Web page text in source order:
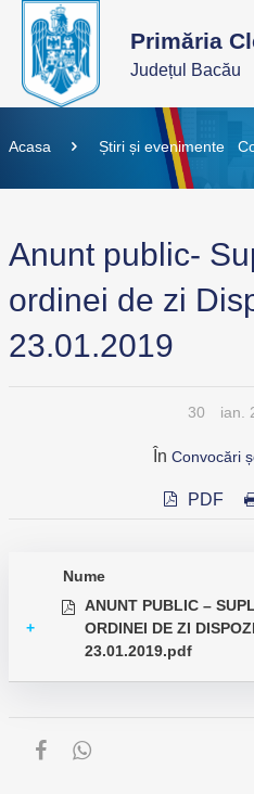
Primăria
Județul Bacău
Acasa Știri și evenimente
Anunt public-
ordinei de zi
23.01.2019
30 ian.
În Convocări
PDF
Nume
+
ANUNT PUBLIC –
ORDINEI DE ZI
23.01.2019.pdf